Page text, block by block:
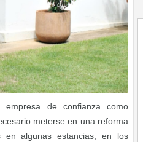
de confianza como
meterse en una reforma
en algunas estancias, en los